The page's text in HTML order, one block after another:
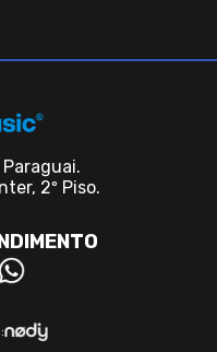
2º Piso.